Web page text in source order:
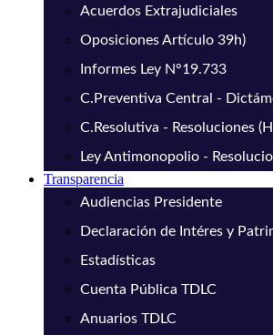
Acuerdos Extrajudiciales
Oposiciones Artículo 39h)
Informes Ley N°19.733
C.Preventiva Central -
C.Resolutiva - Resoluciones
Ley Antimonopolio -
Transparencia
Audiencias Presidente
Declaración de Intéres y
Estadísticas
Cuenta Pública TDLC
Anuarios TDLC